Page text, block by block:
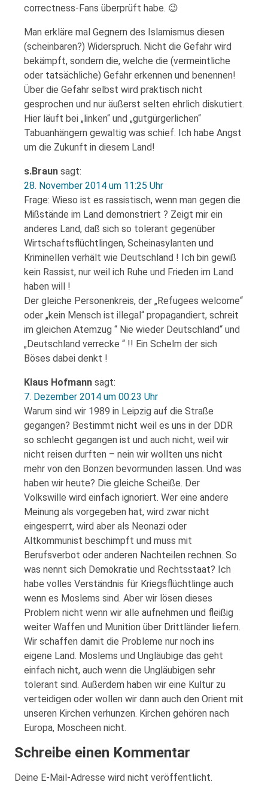
correctness-Fans überprüft habe. 😉
Man erkläre mal Gegnern des Islamismus diesen
(scheinbaren?) Widerspruch. Nicht die Gefahr wird
bekämpft, sondern die, welche die (vermeintliche
oder tatsächliche) Gefahr erkennen und benennen!
Über die Gefahr selbst wird praktisch nicht
gesprochen und nur äußerst selten ehrlich diskutiert.
Hier läuft bei „linken“ und „gutgürgerlichen“
Tabuanhängern gewaltig was schief. Ich habe Angst
um die Zukunft in diesem Land!
s.Braun sagt:
28. November 2014 um 11:25 Uhr
Frage: Wieso ist es rassistisch, wenn man gegen die
Mißstände im Land demonstriert ? Zeigt mir ein
anderes Land, daß sich so tolerant gegenüber
Wirtschaftsflüchtlingen, Scheinasylanten und
Kriminellen verhält wie Deutschland ! Ich bin gewiß
kein Rassist, nur weil ich Ruhe und Frieden im Land
haben will !
Der gleiche Personenkreis, der „Refugees welcome“
oder „kein Mensch ist illegal“ propagandiert, schreit
im gleichen Atemzug “ Nie wieder Deutschland“ und
„Deutschland verrecke “ !! Ein Schelm der sich
Böses dabei denkt !
Klaus Hofmann sagt:
7. Dezember 2014 um 00:23 Uhr
Warum sind wir 1989 in Leipzig auf die Straße
gegangen? Bestimmt nicht weil es uns in der DDR
so schlecht gegangen ist und auch nicht, weil wir
nicht reisen durften – nein wir wollten uns nicht
mehr von den Bonzen bevormunden lassen. Und was
haben wir heute? Die gleiche Scheiße. Der
Volkswille wird einfach ignoriert. Wer eine andere
Meinung als vorgegeben hat, wird zwar nicht
eingesperrt, wird aber als Neonazi oder
Altkommunist beschimpft und muss mit
Berufsverbot oder anderen Nachteilen rechnen. So
was nennt sich Demokratie und Rechtsstaat? Ich
habe volles Verständnis für Kriegsflüchtlinge auch
wenn es Moslems sind. Aber wir lösen dieses
Problem nicht wenn wir alle aufnehmen und fleißig
weiter Waffen und Munition über Drittländer liefern.
Wir schaffen damit die Probleme nur noch ins
eigene Land. Moslems und Ungläubige das geht
einfach nicht, auch wenn die Ungläubigen sehr
tolerant sind. Außerdem haben wir eine Kultur zu
verteidigen oder wollen wir dann auch den Orient mit
unseren Kirchen verhunzen. Kirchen gehören nach
Europa, Moscheen nicht.
Schreibe einen Kommentar
Deine E-Mail-Adresse wird nicht veröffentlicht.